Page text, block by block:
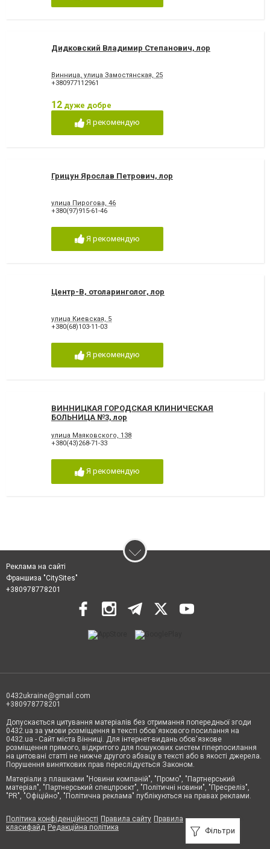
Дидковский Владимир Степанович, лор
Винница, улица Замостянская, 25
+380977112961
12 дуже добре
Я рекомендую
Грицун Ярослав Петрович, лор
улица Пирогова, 46
+380(97)915-61-46
Я рекомендую
Центр-В, отоларинголог, лор
улица Киевская, 5
+380(68)103-11-03
Я рекомендую
ВИННИЦКАЯ ГОРОДСКАЯ КЛИНИЧЕСКАЯ
БОЛЬНИЦА №3, лор
улица Маяковского, 138
+380(43)268-71-33
Я рекомендую
Фільтри
Реклама на сайті
Франшиза "CitySites"
+380978778201
0432ukraine@gmail.com
+380978778201
Допускається цитування матеріалів без отримання попередньої згоди
0432.ua за умови розміщення в тексті обов'язкового посилання на
0432.ua - Сайт міста Вінниці. Для інтернет-видань обов'язкове
розміщення прямого, відкритого для пошукових систем гіперпосилання
на цитовані статті не нижче другого абзацу в тексті або в якості джерела.
Порушення виняткових прав переслідується Законом.
Матеріали з плашками "Новини компаній", "Промо", "Партнерський
матеріал", "Партнерський спецпроєкт", "Політичні новини", "Пресреліз",
"PR", "Офіційно", "Політична реклама" публікуються на правах реклами.
Політика конфіденційності Правила сайту Правила
класифайд Редакційна політика